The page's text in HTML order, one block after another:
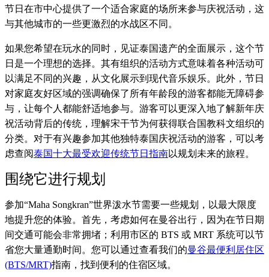
节日在市中心提供了一个适合家庭的场所来参与庆祝活动，这
与其他城市的一些更激烈的水战区不同。
如果您希望在玩水的同时，见证泰国遗产的全面展示，这个节
日是一个理想的选择。其有组织的活动方式意味着各种活动可
以满足不同的兴趣，从文化展示到现代音乐娱乐。此外，节日
对家庭友好区域的强调确保了所有年龄段的游客都能无障碍参
与，让每个人都能舒适地参与。游客可以更深入地了解新年庆
祝活动背后的传统，理解宋干节为何获得联合国教科文组织的
分类。对于有兴趣参加其他独特泰国庆祝活动的游客，可以考
虑查阅泰国十大最受欢迎传统节日指南以规划未来的旅程。
围绕它进行规划
参加“Maha Songkran”世界泼水节需要一些规划，以最大限度
地提升您的体验。首先，考虑如何在曼谷出行，因为在节日期
间交通可能会非常拥堵；利用市区的 BTS 或 MRT 系统可以节
省您大量通勤时间。您可以通过查看我们的曼谷最便利居住区
(BTS/MRT)指南，找到便利的住宿区域。